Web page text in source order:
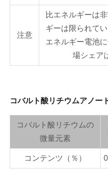
注意
比エネルギーは
ギーは限られて
エネルギー電池
場シェア
コバルト酸リチウムアノー
コバルト酸リチウムの
微量元素
コンテンツ（％）